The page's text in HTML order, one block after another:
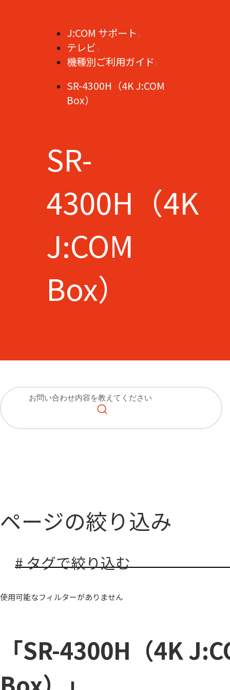
J:COM サポート
テレビ
機種別ご利用ガイド
SR-4300H（4K J:COM
Box）
SR-
4300H（4K
J:COM
Box）
ページの絞り込み
# タグで絞り込む
使用可能なフィルターがありません
「SR-4300H（4K